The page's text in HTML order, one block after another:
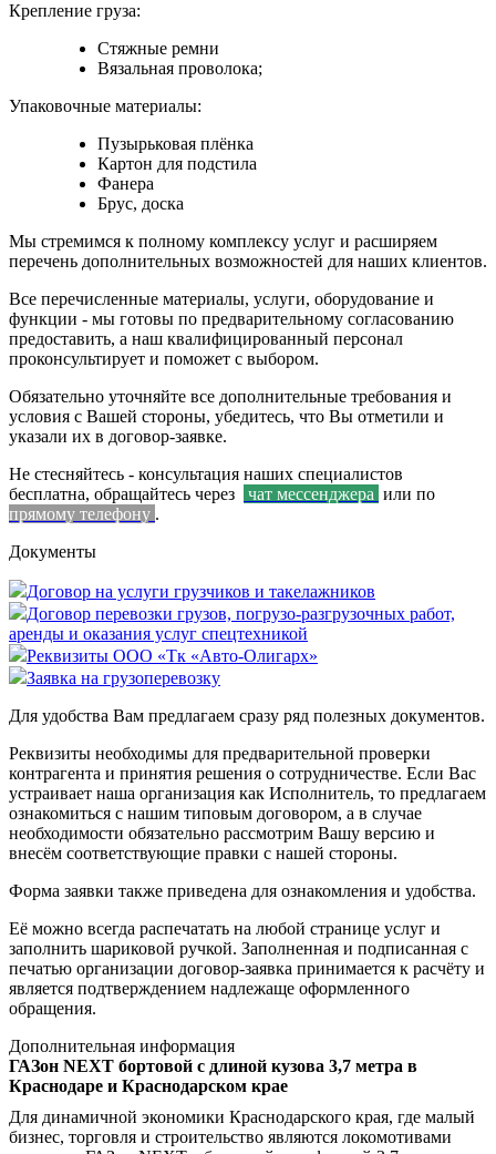
Крепление груза:
Стяжные ремни
Вязальная проволока;
Упаковочные материалы:
Пузырьковая плёнка
Картон для подстила
Фанера
Брус, доска
Мы стремимся к полному комплексу услуг и расширяем
перечень дополнительных возможностей для наших клиентов.
Все перечисленные материалы, услуги, оборудование и
функции - мы готовы по предварительному согласованию
предоставить, а наш квалифицированный персонал
проконсультирует и поможет с выбором.
Обязательно уточняйте все дополнительные требования и
условия с Вашей стороны, убедитесь, что Вы отметили и
указали их в договор-заявке.
Не стесняйтесь - консультация наших специалистов
бесплатна, обращайтесь через
чат мессенджера или по
прямому телефону .
Документы
Договор на услуги грузчиков и такелажников
Договор перевозки грузов, погрузо-разгрузочных работ,
аренды и оказания услуг спецтехникой
Реквизиты ООО «Тк «Авто-Олигарх»
Заявка на грузоперевозку
Для удобства Вам предлагаем сразу ряд полезных документов.
Реквизиты необходимы для предварительной проверки
контрагента и принятия решения о сотрудничестве. Если Вас
устраивает наша организация как Исполнитель, то предлагаем
ознакомиться с нашим типовым договором, а в случае
необходимости обязательно рассмотрим Вашу версию и
внесём соответствующие правки с нашей стороны.
Форма заявки также приведена для ознакомления и удобства.
Её можно всегда распечатать на любой странице услуг и
заполнить шариковой ручкой. Заполненная и подписанная с
печатью организации договор-заявка принимается к расчёту и
является подтверждением надлежаще оформленного
обращения.
Дополнительная информация
ГАЗон NEXT бортовой с длиной кузова 3,7 метра в
Краснодаре и Краснодарском крае
Для динамичной экономики Краснодарского края, где малый
бизнес, торговля и строительство являются локомотивами